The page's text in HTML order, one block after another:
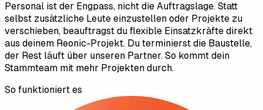
Personal ist der Engpass, nicht die Auftragslage. Statt
selbst zusätzliche Leute einzustellen oder Projekte zu
verschieben, beauftragst du flexible Einsatzkräfte direkt
aus deinem Reonic-Projekt. Du terminierst die Baustelle,
der Rest läuft über unseren Partner. So kommt dein
Stammteam mit mehr Projekten durch.
So funktioniert es